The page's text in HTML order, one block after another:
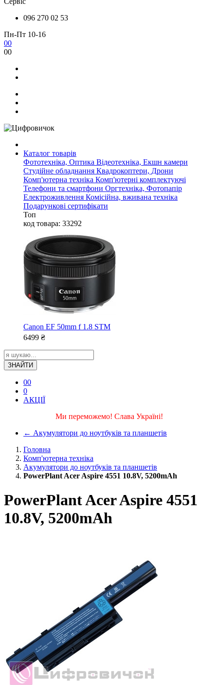
096 270 02 53
Пн-Пт 10-16
00
00
Каталог товарів
Фототехніка, Оптика Відеотехніка, Екшн камери
Студійне обладнання Квадрокоптери, Дрони
Комп'ютерна техніка Комп'ютерні комплектуючі
Телефони та смартфони Оргтехніка, Фотопапір
Електроживлення Комісійна, вживана техніка
Подарункові сертифікати
Топ
код товара: 33292
Canon EF 50mm f 1.8 STM
6499 ₴
ЗНАЙТИ
00
0
АКЦІЇ
Ми переможемо! Слава Україні!
← Акумулятори до ноутбуків та планшетів
Головна
Комп'ютерна техніка
Акумулятори до ноутбуків та планшетів
PowerPlant Acer Aspire 4551 10.8V, 5200mAh
PowerPlant Acer Aspire 4551
10.8V, 5200mAh